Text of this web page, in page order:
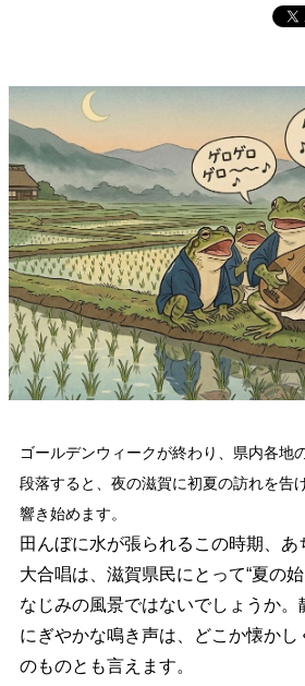
ゴールデンウィークが終わり、県内各地
段落すると、夜の滋賀に初夏の訪れを告
響き始めます。
田んぼに水が張られるこの時期、あ
大合唱は、滋賀県民にとって“夏の
なじみの風景ではないでしょうか。
にぎやかな鳴き声は、どこか懐かし
のものとも言えます。